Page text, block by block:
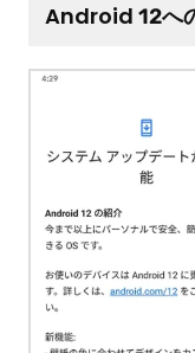
Android 12へ